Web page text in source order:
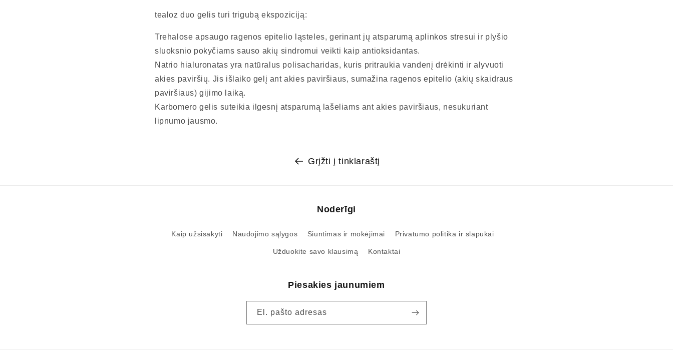
tealoz duo gelis turi trigubą ekspoziciją:
Trehalose apsaugo ragenos epitelio ląsteles, gerinant jų atsparumą aplinkos stresui ir plyšio
sluoksnio pokyčiams sauso akių sindromui veikti kaip antioksidantas.
Natrio hialuronatas yra natūralus polisacharidas, kuris pritraukia vandenį drėkinti ir alyvuoti
akies paviršių. Jis išlaiko gelį ant akies paviršiaus, sumažina ragenos epitelio (akių skaidraus
paviršiaus) gijimo laiką.
Karbomero gelis suteikia ilgesnį atsparumą lašeliams ant akies paviršiaus, nesukuriant
lipnumo jausmo.
Grįžti į tinklaraštį
Noderīgi
Kaip užsisakyti Naudojimo sąlygos Siuntimas ir mokėjimai Privatumo politika ir slapukai
Užduokite savo klausimą Kontaktai
Piesakies jaunumiem
El. pašto adresas